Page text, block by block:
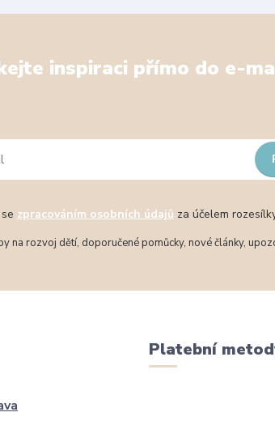
inspiraci přímo do e-
zpracováním osobních údajů za účelem
na rozvoj dětí, doporučené pomůcky, nové články,
Platební